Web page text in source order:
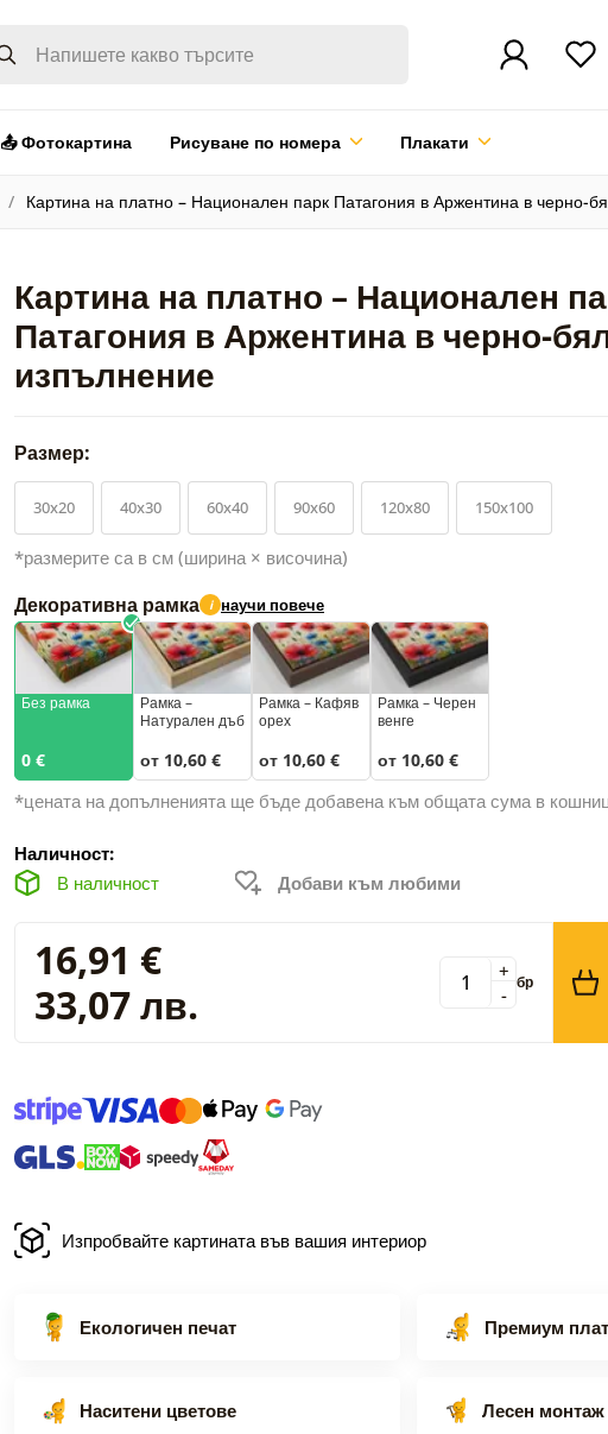
📤 Фотокартина Рисуване по номера Плакати
Картина на платно – Национален парк Патагония в Аржентина в черно-
Картина на платно – Национален
Патагония в Аржентина в черно-
изпълнение
Размер:
30x20 40x30 60x40 90x60 120x80 150x100
*размерите са в см (ширина × височина)
Декоративна рамка i научи повече
Без рамка
0 €
Рамка –
Натурален дъб
от 10,60 €
Рамка – Кафяв
орех
от 10,60 €
Рамка – Черен
венге
от 10,60 €
*цената на допълненията ще бъде добавена към общата сума в
Наличност:
В наличност
Добави към любими
16,91 €
33,07 лв.
-
+ бр
Изпробвайте картината във вашия интериор
Екологичен печат Премиум
Наситени цветове Лесен монтаж